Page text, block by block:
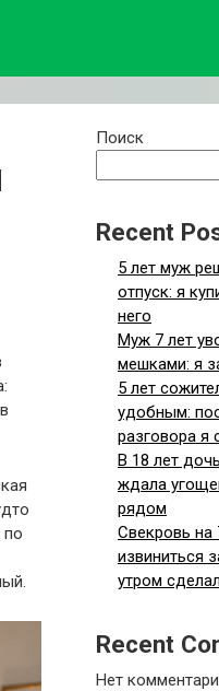
по
Поиск
Recent
5 лет муж
отпуск: я
него
Муж 7 лет
мешками: я
5 лет
удобным:
разговора я
В 18 лет
ждала
рядом
Свекровь на
извиниться
утром
Recent
Нет